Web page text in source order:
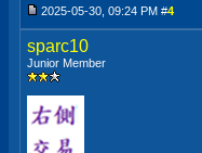
2025-05-30, 09:24 PM #4
sparc10
Junior Member